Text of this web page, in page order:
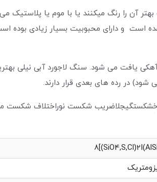
آن را رنگ میکنند یا با موم یا پلاستیک
است و دارای محبوبیت بسیار زیادی بوده
یافت می شود. سنگ لاجورد آبی نیلی
در رده های بعدی قرار دارند.
شکست نوراختلاف